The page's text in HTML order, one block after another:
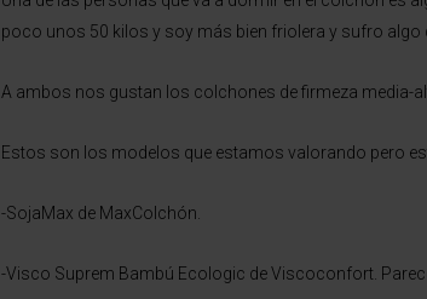
poco unos 50 kilos y soy más bien friolera y sufro algo
A ambos nos gustan los colchones de firmeza media-
Estos son los modelos que estamos valorando pero
-SojaMax de MaxColchón.
-Visco Suprem Bambú Ecologic de Viscoconfort.